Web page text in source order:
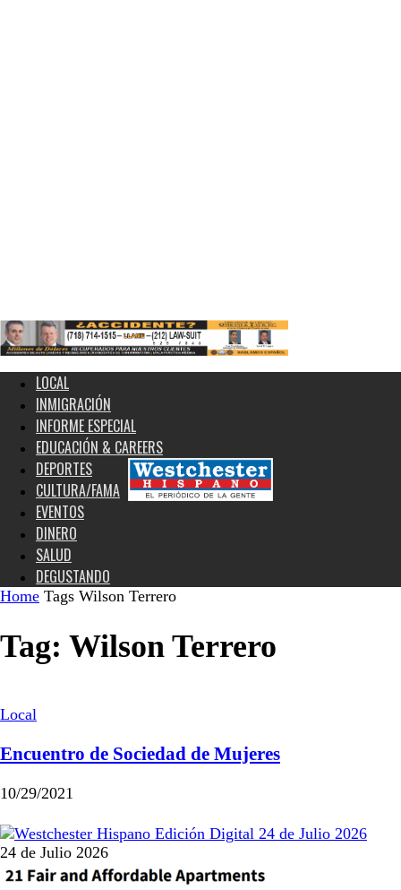
LOCAL
INMIGRACIÓN
INFORME ESPECIAL
EDUCACIÓN & CAREERS
DEPORTES
CULTURA/FAMA
EVENTOS
DINERO
SALUD
DEGUSTANDO
Home Tags Wilson Terrero
Tag: Wilson Terrero
Local
Encuentro de Sociedad de Mujeres
10/29/2021
24 de Julio 2026